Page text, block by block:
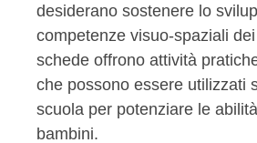
desiderano sostenere lo
competenze visuo-spaziali
schede offrono attività
che possono essere utilizzati
scuola per potenziare le
bambini.